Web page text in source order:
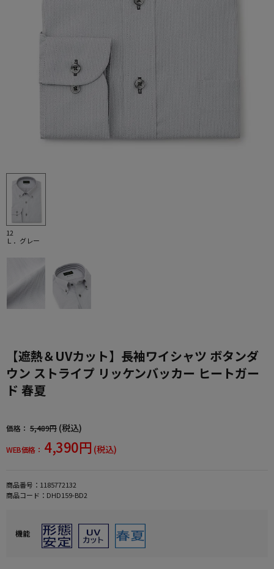
12
Ｌ．グレー
【遮熱＆UVカット】長袖ワイシャツ ボタンダ
ウン ストライプ リッケンバッカー ヒートガー
ド 春夏
価格： 5,489円 (税込)
WEB価格： 4,390円 (税込)
商品番号： 1185772132
商品コード： DHD159-BD2
機能